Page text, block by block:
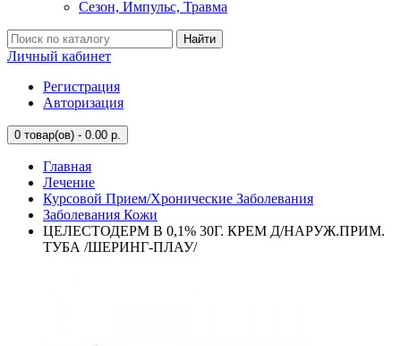
Сезон, Импульс, Травма
Найти
Личный кабинет
Регистрация
Авторизация
0 товар(ов) - 0.00 р.
Главная
Лечение
Курсовой Прием/Хронические Заболевания
Заболевания Кожи
ЦЕЛЕСТОДЕРМ В 0,1% 30Г. КРЕМ Д/НАРУЖ.ПРИМ.
ТУБА /ШЕРИНГ-ПЛАУ/